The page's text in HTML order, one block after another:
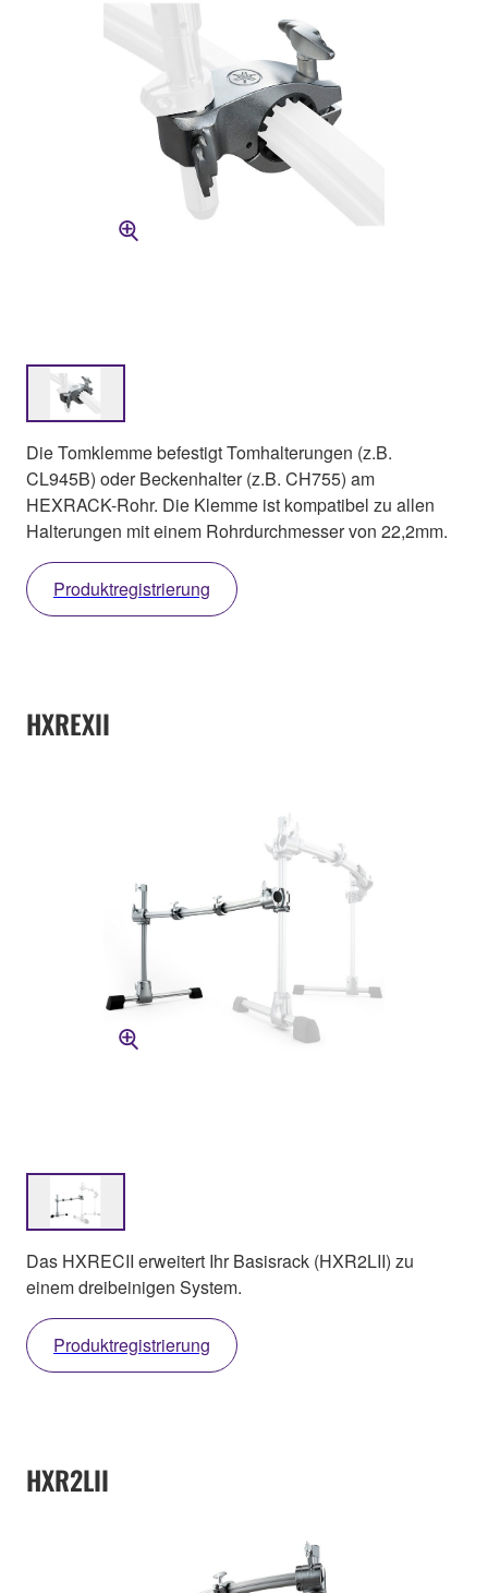
Die Tomklemme befestigt Tomhalterungen (z.B.
CL945B) oder Beckenhalter (z.B. CH755) am
HEXRACK-Rohr. Die Klemme ist kompatibel zu allen
Halterungen mit einem Rohrdurchmesser von 22,2mm.
Produktregistrierung
HXREXII
Das HXRECII erweitert Ihr Basisrack (HXR2LII) zu
einem dreibeinigen System.
Produktregistrierung
HXR2LII